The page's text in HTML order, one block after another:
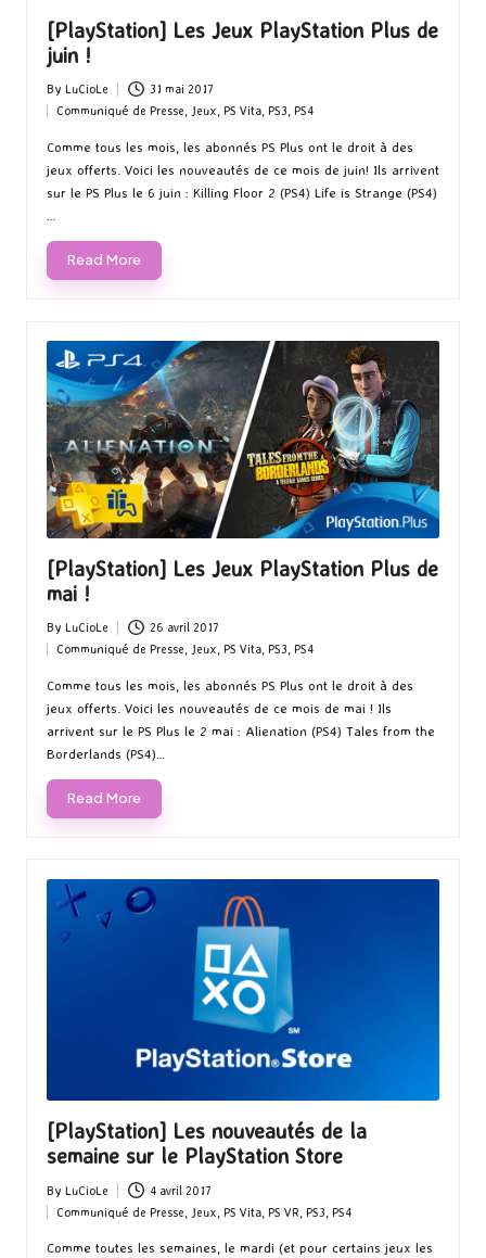
[PlayStation] Les Jeux PlayStation Plus de
juin !
Posted
by
By LuCioLe 31 mai 2017
in
Communiqué de Presse, Jeux,PS Vita,PS3,PS4
Comme tous les mois, les abonnés PS Plus ont le droit à des
jeux offerts. Voici les nouveautés de ce mois de juin! Ils arrivent
sur le PS Plus le 6 juin : Killing Floor 2 (PS4) Life is Strange (PS4)
…
Read More
[PlayStation] Les Jeux PlayStation Plus de
mai !
Posted
by
By LuCioLe 26 avril 2017
in
Communiqué de Presse, Jeux,PS Vita,PS3,PS4
Comme tous les mois, les abonnés PS Plus ont le droit à des
jeux offerts. Voici les nouveautés de ce mois de mai ! Ils
arrivent sur le PS Plus le 2 mai : Alienation (PS4) Tales from the
Borderlands (PS4)…
Read More
[PlayStation] Les nouveautés de la
semaine sur le PlayStation Store
Posted
by
By LuCioLe 4 avril 2017
Posted
in
Communiqué de Presse Jeux PS Vita PS VR PS3 PS4
Comme toutes les semaines, le mardi (et pour certains jeux les